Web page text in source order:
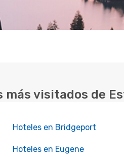
visitados de
Hoteles en Bridgeport
Hoteles en Eugene